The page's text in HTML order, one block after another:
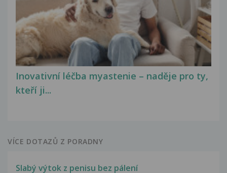
Inovativní léčba myastenie – naděje pro ty,
kteří ji...
VÍCE DOTAZŮ Z PORADNY
Slabý výtok z penisu bez pálení